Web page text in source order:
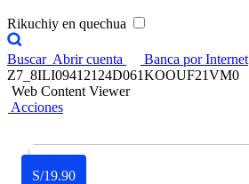
Rikuchiy en quechua
Buscar Abrir cuenta
Banca por Internet
Z7_8ILI09412124D061KOOUF21VM0
Web Content Viewer
Acciones
S/19.90